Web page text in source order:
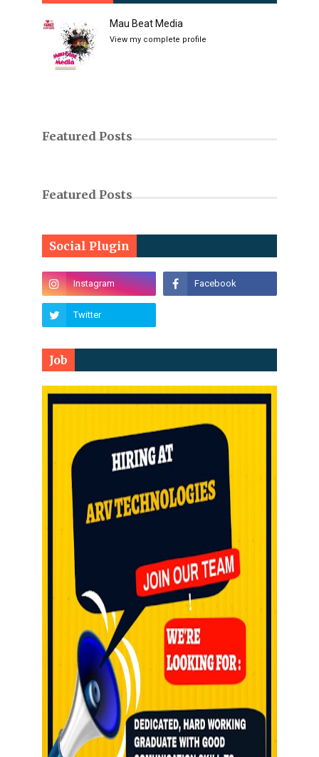
Mau Beat Media
View my complete profile
Featured Posts
Featured Posts
Social Plugin
Job